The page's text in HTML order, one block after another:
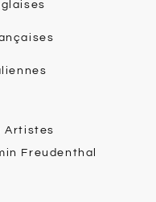
Artistes
Freudenthal